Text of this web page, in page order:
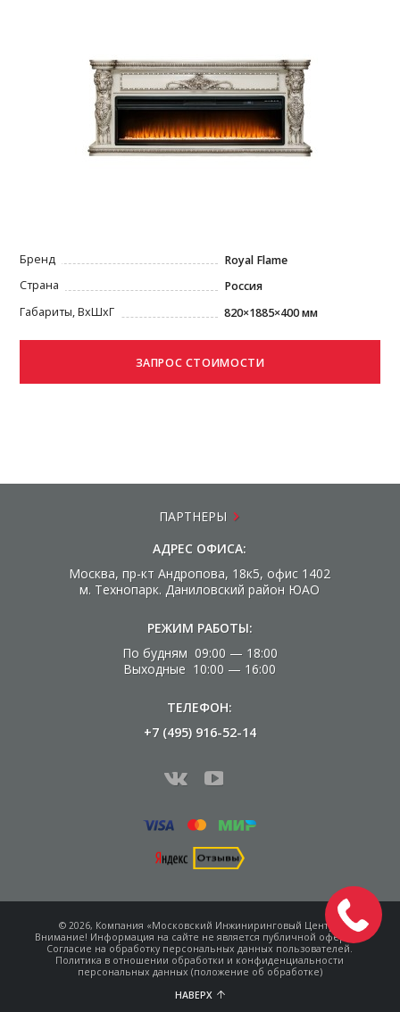
Бренд
Royal Flame
Страна
Россия
Габариты, ВxШxГ
820×1885×400 мм
ПАРТНЕРЫ
АДРЕС ОФИСА:
Москва, пр-кт Андропова, 18к5, офис 1402
м. Технопарк. Даниловский район ЮАО
РЕЖИМ РАБОТЫ:
По будням 09:00 — 18:00
Выходные 10:00 — 16:00
ТЕЛЕФОН:
+7 (495) 916-52-14
© 2026, Компания «Московский Инжиниринговый Центр»
Внимание! Информация на сайте не является публичной офертой.
Согласие на обработку персональных данных пользователей.
Политика в отношении обработки и конфиденциальности
персональных данных (положение об обработке)
НАВЕРХ